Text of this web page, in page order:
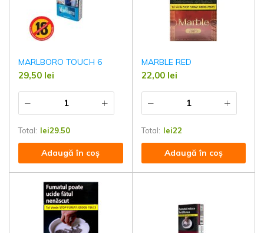
MARLBORO TOUCH 6
29,50 lei
Total: lei29.50
Adaugă în coș
MARBLE RED
22,00 lei
Total: lei22
Adaugă în coș